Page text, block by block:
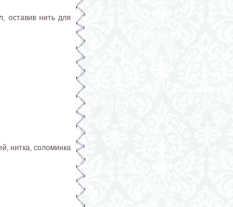
оставив нить для
нитка, соломинка